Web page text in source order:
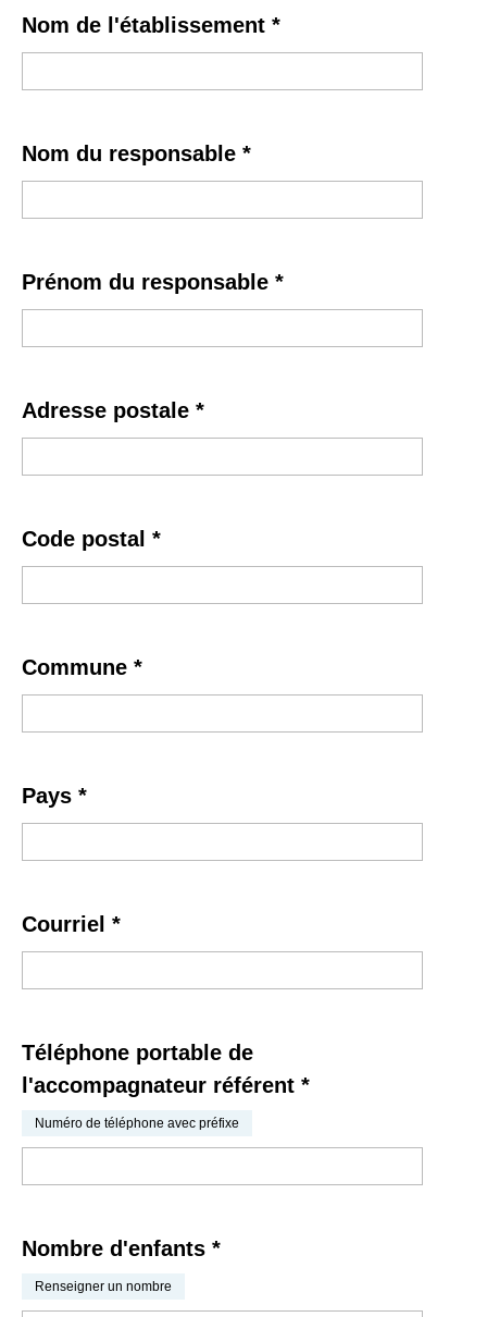
Nom de l'établissement *
Nom du responsable *
Prénom du responsable *
Adresse postale *
Code postal *
Commune *
Pays *
Courriel *
Téléphone portable de
l'accompagnateur référent *
Numéro de téléphone avec préfixe
Nombre d'enfants *
Renseigner un nombre